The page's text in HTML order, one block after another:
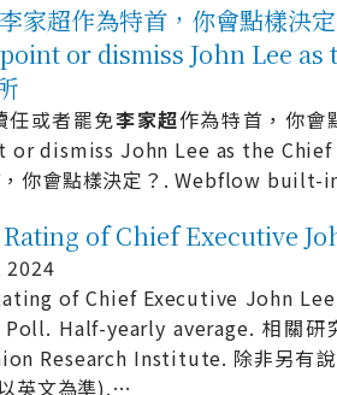
家超作為特首，你會點樣
or dismiss John Lee
任或者罷免李家超作為特首，你
dismiss John Lee as the
你會點樣決定？. Webflow built-
Rating of Chief Executive
2024
of Chief Executive John
Half-yearly average. 相關
Research Institute. 除非另有說
英文為準).…